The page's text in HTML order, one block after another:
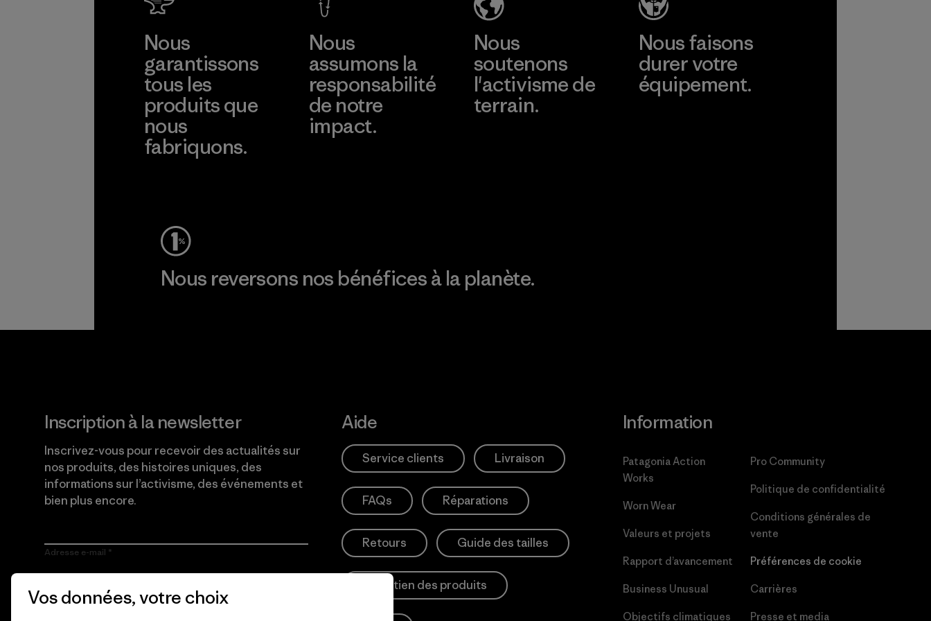
LTD/"Pertex"
Material-supplier
Nous
garantissons
tous les
produits que
nous
fabriquons.
Nous
assumons la
responsabilité
de notre
impact.
Nous
soutenons
l'activisme de
terrain.
Nous faisons
durer votre
équipement.
Nous reversons nos bénéfices à la planète.
Inscription à la newsletter
Inscrivez-vous pour recevoir des actualités sur
nos produits, des histoires uniques, des
informations sur l’activisme, des événements et
bien plus encore.
Adresse e-mail
En cliquant sur le bouton S’inscrire, j’accepte que Patagonia
utilise mon adresse e-mail pour m’envoyer des e-mails
Aide
Service clients Livraison
FAQs Réparations
Retours Guide des tailles
Entretien des produits
Information
Patagonia Action
Works
Worn Wear
Valeurs et projets
Rapport d’avancement
Business Unusual
Objectifs climatiques
Pro Community
Politique de confidentialité
Conditions générales de
vente
Préférences de cookie
Carrières
Presse et media
Vos données, votre choix